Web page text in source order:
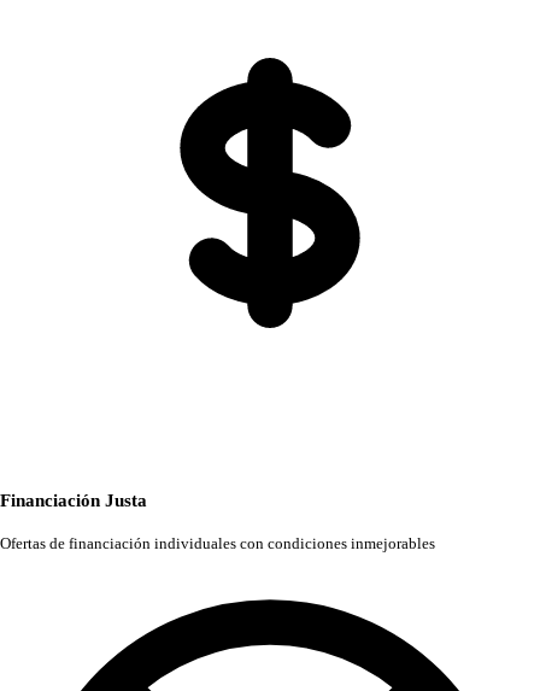
Financiación Justa
Ofertas de financiación individuales con condiciones inmejorables